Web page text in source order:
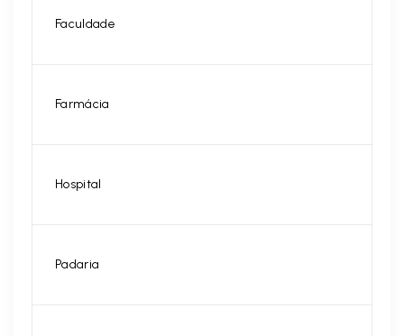
Faculdade
Farmácia
Hospital
Padaria